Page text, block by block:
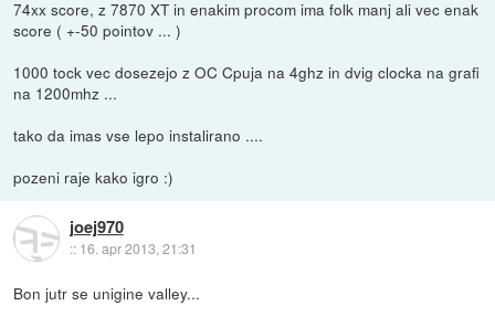
74xx score, z 7870 XT in enakim procom ima folk manj ali vec enak
score ( +-50 pointov ... )
1000 tock vec dosezejo z OC Cpuja na 4ghz in dvig clocka na grafi
na 1200mhz ...
tako da imas vse lepo instalirano ....
pozeni raje kako igro :)
joej970
:: 16. apr 2013, 21:31
Bon jutr se unigine valley...